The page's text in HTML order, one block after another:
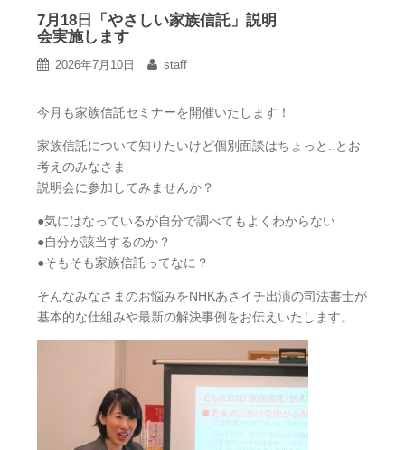
7月18日「やさしい家族信託」説明
会実施します
2026年7月10日 staff
今月も家族信託セミナーを開催いたします！
家族信託について知りたいけど個別面談はちょっと..とお
考えのみなさま
説明会に参加してみませんか？
●気にはなっているが自分で調べてもよくわからない
●自分が該当するのか？
●そもそも家族信託ってなに？
そんなみなさまのお悩みをNHKあさイチ出演の司法書士が
基本的な仕組みや最新の解決事例をお伝えいたします。